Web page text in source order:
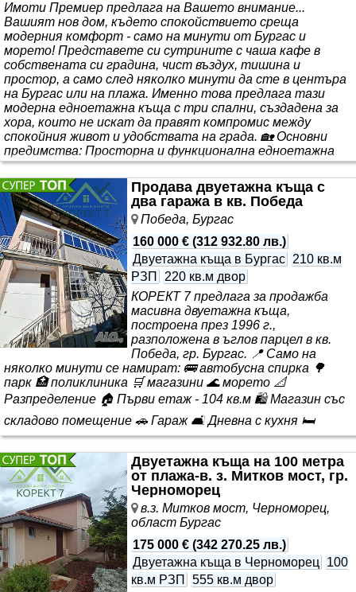
Имоти Премиер предлага на Вашето внимание...
Вашият нов дом, където спокойствието среща
модерния комфорт - само на минути от Бургас и
морето! Представете си сутрините с чаша кафе в
собствената си градина, чист въздух, тишина и
простор, а само след няколко минути да сте в центъра
на Бургас или на плажа. Именно това предлага тази
модерна едноетажна къща с три спални, създадена за
хора, които не искат да правят компромис между
спокойния живот и удобствата на града. 🏡 Основни
предимства: Просторна и функционална едноетажна
къща Три комфортни спални Светла дневна с кухня и
трапезари..
Продава двуетажна къща с
два гаража в кв. Победа
Победа, Бургас
160 000 € (312 932.80 лв.)
Двуетажна къща в Бургас 210 кв.м
РЗП
220 кв.м двор
КОРЕКТ 7 предлага за продажба
масивна двуетажна къща,
построена през 1996 г.,
разположена в ъглов парцел в кв.
Победа, гр. Бургас. 📍 Само на
няколко минути се намират: 🚌 автобусна спирка 🌳
парк 🏥 поликлиника 🛒 магазини 🌊 морето 📐
Разпределение 🏠 Първи етаж - 104 кв.м 🛍️ Магазин със
складово помещение 🚗 Гараж 🛋️ Дневна с кухня 🛏️
Спалня 🏠 Втори етаж - 104 кв.м 🛏️ Три просторни
спални 🍽️ Кухня с трапезария 🔥 Просторна покрита
тераса с барбекю - идеалното място за семейни вечери
и срещи с приятели. 🏠 Трето ниво 🏡 Просторно
подпокривно помещение с възможност за о..
Двуетажна къща на 100 метра
от плажа-в. з. Митков мост, гр.
Черноморец
в.з. Митков мост, Черноморец,
област Бургас
175 000 € (342 270.25 лв.)
Двуетажна къща в Черноморец
100
кв.м РЗП
555 кв.м двор